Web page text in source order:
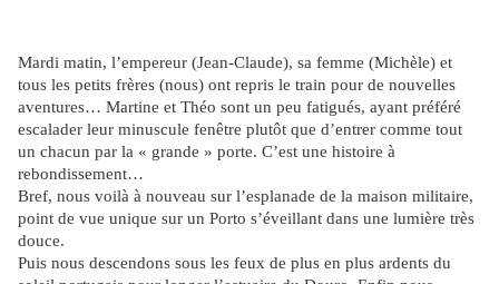
Mardi matin, l’empereur (Jean-Claude), sa femme (Michèle) et
tous les petits frères (nous) ont repris le train pour de nouvelles
aventures… Martine et Théo sont un peu fatigués, ayant préféré
escalader leur minuscule fenêtre plutôt que d’entrer comme tout
un chacun par la « grande » porte. C’est une histoire à
rebondissement…
Bref, nous voilà à nouveau sur l’esplanade de la maison militaire,
point de vue unique sur un Porto s’éveillant dans une lumière très
douce.
Puis nous descendons sous les feux de plus en plus ardents du